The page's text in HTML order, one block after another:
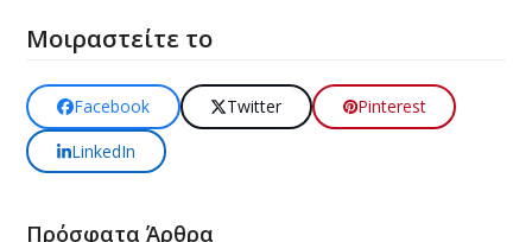
Μοιραστείτε το
Facebook Twitter
Pinterest
LinkedIn
Πρόσφατα Άρθρα